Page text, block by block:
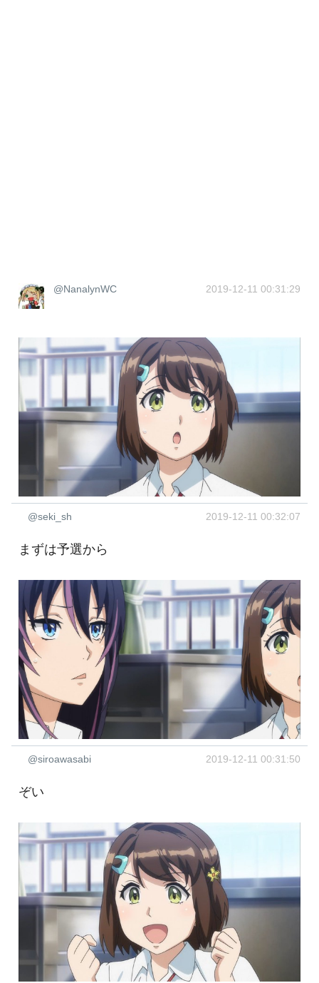
@NanalynWC 2019-12-11 00:31:29
@seki_sh 2019-12-11 00:32:07
まずは予選から
@siroawasabi 2019-12-11 00:31:50
ぞい